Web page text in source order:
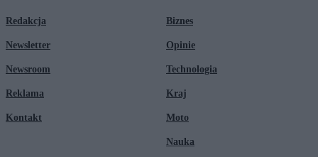
Redakcja
Newsletter
Newsroom
Reklama
Kontakt
Biznes
Opinie
Technologia
Kraj
Moto
Nauka